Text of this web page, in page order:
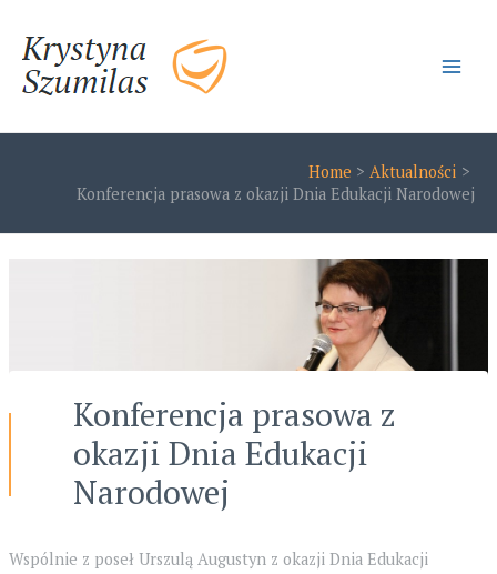
content
Home
Aktualności
Konferencja prasowa z okazji Dnia Edukacji Narodowej
Konferencja prasowa z
okazji Dnia Edukacji
Narodowej
Wspólnie z poseł Urszulą Augustyn z okazji Dnia Edukacji